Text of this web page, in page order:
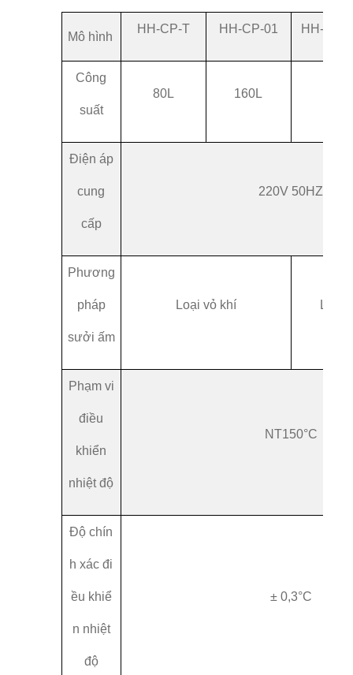
Mô hình
HH-CP-T HH-CP-01 HH-CP-
Công
suất
80L 160L
Điện áp
cung
cấp
220V 50HZ
Phương
pháp
sưởi ấm
Loại vỏ khí Loại
Phạm vi
điều
khiển
nhiệt độ
NT150°C
Độ chín
h xác đi
ều khiể
n nhiệt
độ
± 0,3°C